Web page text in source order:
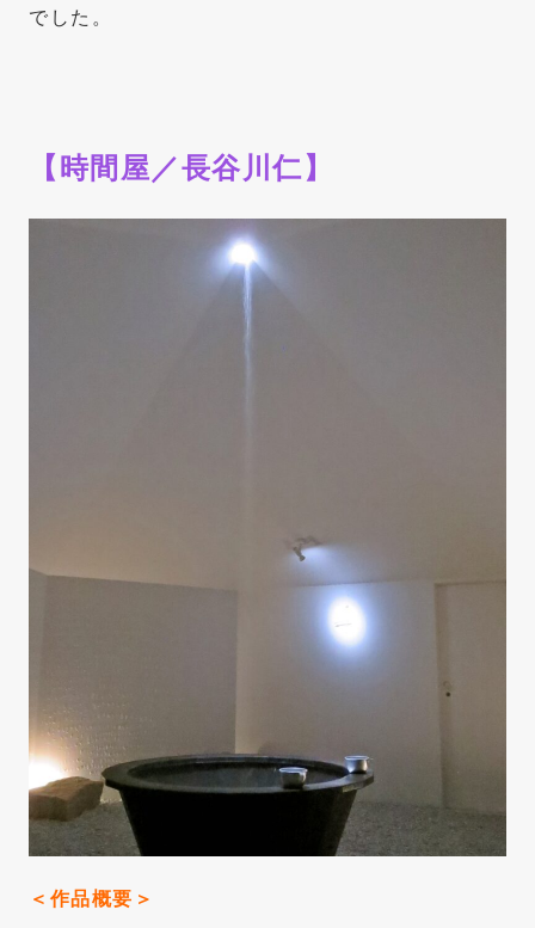
でした。
【時間屋／長谷川仁】
＜作品概要＞